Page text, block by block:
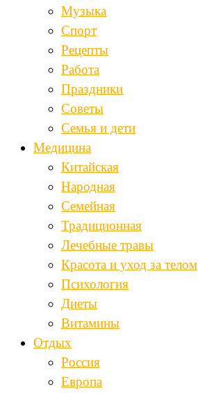
Музыка
Спорт
Рецепты
Работа
Праздники
Советы
Семья и дети
Медицина
Китайская
Народная
Семейная
Традиционная
Лечебные травы
Красота и уход за телом
Психология
Диеты
Витамины
Отдых
Россия
Европа